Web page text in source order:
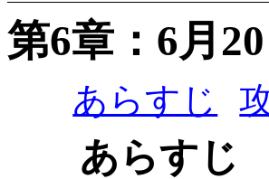
第6章：6月
あらすじ
あらすじ